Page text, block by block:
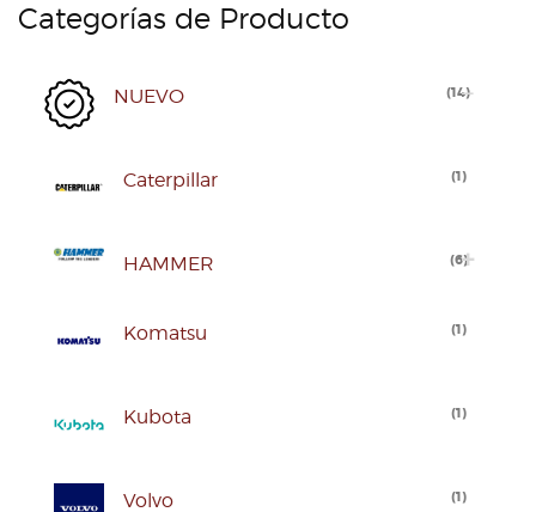
Categorías de Producto
NUEVO (14)
Caterpillar (1)
HAMMER (6)
Komatsu (1)
Kubota (1)
Volvo (1)